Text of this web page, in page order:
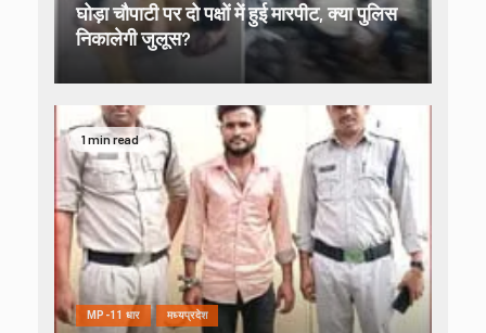
घोड़ा चौपाटी पर दो पक्षों में हुई मारपीट, क्या पुलिस
निकालेगी जुलूस?
1 min read
MP-11 धार मध्यप्रदेश